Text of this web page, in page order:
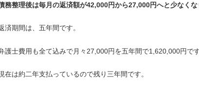
務整理後は毎月の返済額が42,000円から27,000円へと少なくな
済期間は、五年間です。
護士費用も全て込みで月々27,000円を五年間で1,620,000円です
在は約二年支払っているので残り三年間です。